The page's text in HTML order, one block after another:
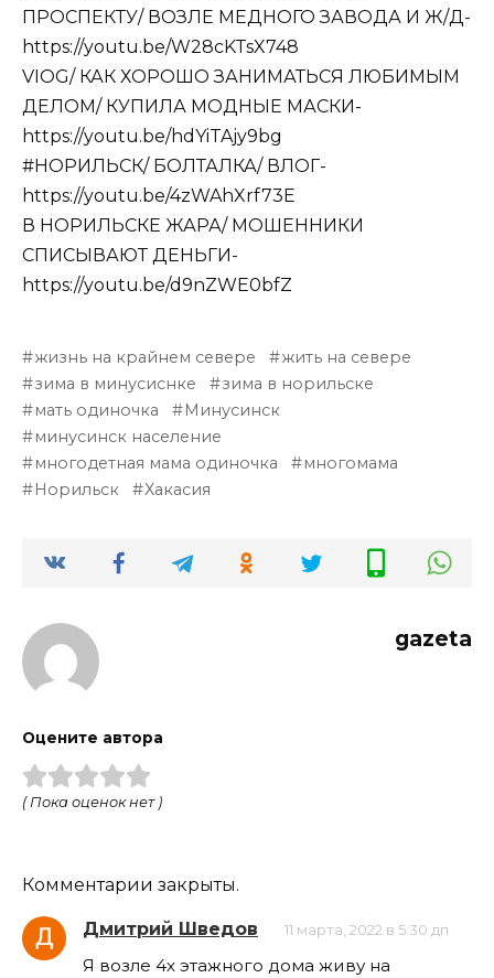
ПРОСПЕКТУ/ ВОЗЛЕ МЕДНОГО ЗАВОДА И Ж/Д-
https://youtu.be/W28cKTsX748​​​​​​​​​​
VIOG/ КАК ХОРОШО ЗАНИМАТЬСЯ ЛЮБИМЫМ
ДЕЛОМ/ КУПИЛА МОДНЫЕ МАСКИ-
https://youtu.be/hdYiTAjy9bg​​​​​​​​​​
#НОРИЛЬСК​​​​​​​​​/ БОЛТАЛКА/ ВЛОГ-
https://youtu.be/4zWAhXrf73E​​​​​​​​​​
В НОРИЛЬСКЕ ЖАРА/ МОШЕННИКИ
СПИСЫВАЮТ ДЕНЬГИ-
https://youtu.be/d9nZWE0bfZ​​​​
жизнь на крайнем севере
жить на севере
зима в минусиснке
зима в норильске
мать одиночка
Минусинск
минусинск население
многодетная мама одиночка
многомама
Норильск
Хакасия
gazeta
Оцените автора
( Пока оценок нет )
Комментарии закрыты.
Дмитрий Шведов 11 марта, 2022 в 5:30 дп
Я возле 4х этажного дома живу на